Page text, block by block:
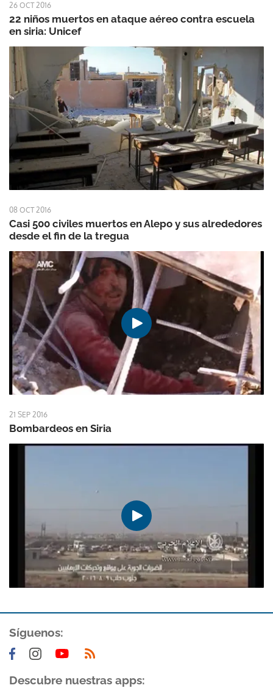
26 OCT 2016
22 niños muertos en ataque aéreo contra escuela
en siria: Unicef
08 OCT 2016
Casi 500 civiles muertos en Alepo y sus alrededores
desde el fin de la tregua
21 SEP 2016
Bombardeos en Siria
Síguenos:
Descubre nuestras apps: